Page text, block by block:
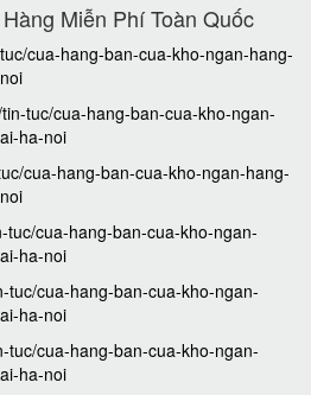
Miễn Phí Toàn Quốc
cua-hang-ban-cua-kho-ngan-hang-
tuc/cua-hang-ban-cua-kho-ngan-
ha-noi
cua-hang-ban-cua-kho-ngan-hang-
tuc/cua-hang-ban-cua-kho-ngan-
ha-noi
tuc/cua-hang-ban-cua-kho-ngan-
ha-noi
tuc/cua-hang-ban-cua-kho-ngan-
ha-noi